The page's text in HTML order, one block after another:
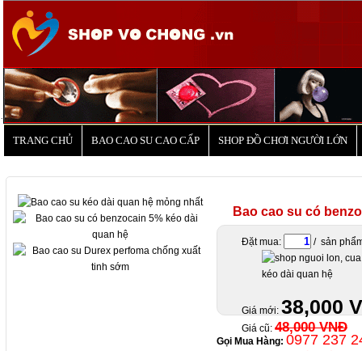
TRANG CHỦ BAO CAO SU CAO CẤP SHOP ĐỒ CHƠI NGƯỜI LỚN
Bao cao su có
Đặt mua: / sản
Giá mới: 38,000
Giá cũ: 48,000 VNĐ
Gọi Mua Hàng: 0977 237